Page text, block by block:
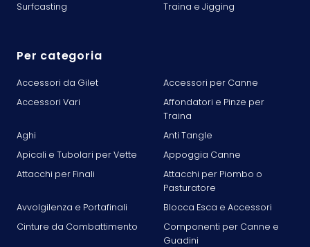
Surfcasting
Traina e Jigging
Per categoria
Accessori da Gilet
Accessori per Canne
Accessori Vari
Affondatori e Pinze per
Traina
Aghi
Anti Tangle
Apicali e Tubolari per Vette
Appoggia Canne
Attacchi per Finali
Attacchi per Piombo o
Pasturatore
Avvolgilenza e Portafinali
Blocca Esca e Accessori
Cinture da Combattimento
Componenti per Canne e
Guadini